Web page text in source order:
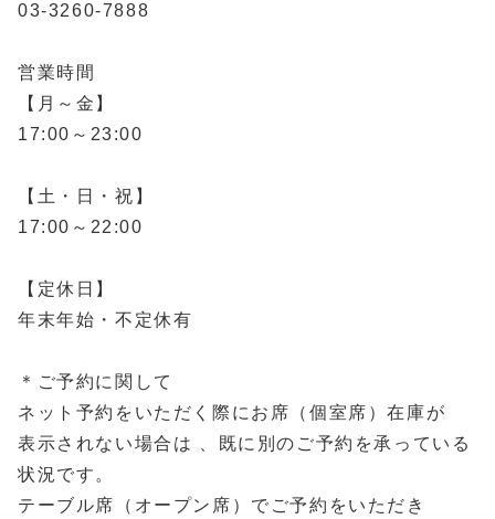
03-3260-7888
営業時間
【月～金】
17:00～23:00
【土・日・祝】
17:00～22:00
【定休日】
年末年始・不定休有
＊ご予約に関して
ネット予約をいただく際にお席（個室席）在庫が
表示されない場合は 、既に別のご予約を承っている
状況です。
テーブル席（オープン席）でご予約をいただき